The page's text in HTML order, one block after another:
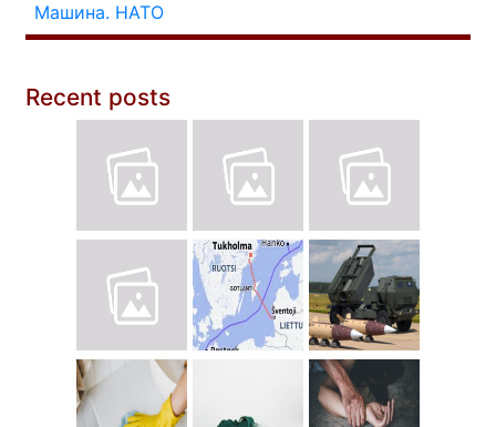
Машина. НАТО
Recent posts